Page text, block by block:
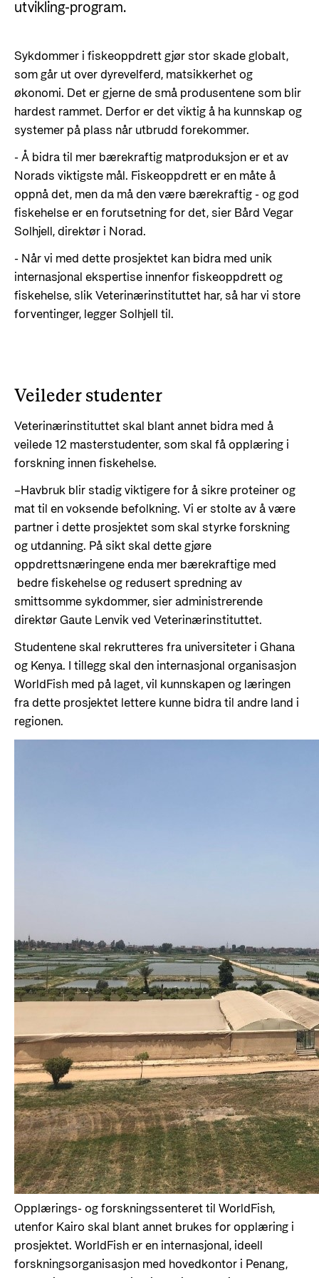
For næringslivet
Statsgarantiordningen for investeringer i
fornybar energi
Norad - Partnerskap med privat sektor
Nyttige lenker
Viktige dokumenter og lenker
Partnerfordeling
Historie
Kontakt
Kontakt oss
Norads Varslingstjeneste
Presse og media
Logo
Postjournal
Personvern
utvikling-program.
Sykdommer i fiskeoppdrett gjør stor skade globalt,
som går ut over dyrevelferd, matsikkerhet og
økonomi. Det er gjerne de små produsentene som blir
hardest rammet. Derfor er det viktig å ha kunnskap og
systemer på plass når utbrudd forekommer.
- Å bidra til mer bærekraftig matproduksjon er et av
Norads viktigste mål. Fiskeoppdrett er en måte å
oppnå det, men da må den være bærekraftig - og god
fiskehelse er en forutsetning for det, sier Bård Vegar
Solhjell, direktør i Norad.
- Når vi med dette prosjektet kan bidra med unik
internasjonal ekspertise innenfor fiskeoppdrett og
fiskehelse, slik Veterinærinstituttet har, så har vi store
forventinger, legger Solhjell til.
Veileder studenter
Veterinærinstituttet skal blant annet bidra med å
veilede 12 masterstudenter, som skal få opplæring i
forskning innen fiskehelse.
–Havbruk blir stadig viktigere for å sikre proteiner og
mat til en voksende befolkning. Vi er stolte av å være
partner i dette prosjektet som skal styrke forskning
og utdanning. På sikt skal dette gjøre
oppdrettsnæringene enda mer bærekraftige med
bedre fiskehelse og redusert spredning av
smittsomme sykdommer, sier administrerende
direktør Gaute Lenvik ved Veterinærinstituttet.
Studentene skal rekrutteres fra universiteter i Ghana
og Kenya. I tillegg skal den internasjonal organisasjon
WorldFish med på laget, vil kunnskapen og læringen
fra dette prosjektet lettere kunne bidra til andre land i
regionen.
Opplærings- og forskningssenteret til WorldFish,
utenfor Kairo skal blant annet brukes for opplæring i
prosjektet. WorldFish er en internasjonal, ideell
forskningsorganisasjon med hovedkontor i Penang,